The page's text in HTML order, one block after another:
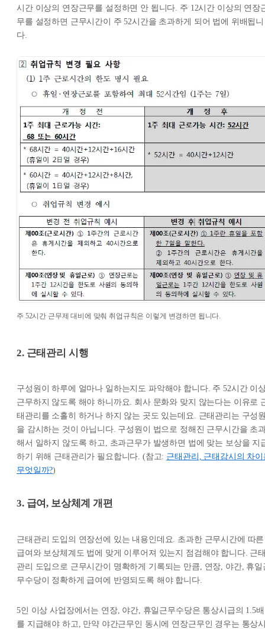
시간 이상의 연장근무를 설정하면 안 됩니다. 주 12시간 이상의 연장
무를 설정하면 근무시간이 주 52시간을 초과하게 되어 법에 위배됩니
다.
주 52시간 근무제 대비에 맞춰 취업규칙은 이렇게 변경하면 됩니다.
2. 근태관리 시행
구성원이 하루에 얼마나 일하는지도 파악해야 합니다. 주 52시간 이
근무하지 않도록 해야 하니까요. 회사 문화와 맞지 않는다는 이유로
태관리를 소홀히 하거나 하지 않는 곳도 있는데요. 근태관리는 구성
을 감시하는 것이 아닙니다. 구성원이 법으로 정해진 근무시간을 초
해서 일하지 않도록 하고, 초과근무가 발생하면 법에 맞는 보상을 지
하기 위해 근태관리가 필요합니다. (참고: 근태관리, 근태감시의 차이
무엇일까?)
3. 급여, 보상체계 개편
근태관리 도입의 연장선에 있는 내용인데요. 초과한 근무시간에 따른
급여와 보상체계도 법에 맞게 이루어져 있는지 점검해야 합니다. 근
관리 도입으로 근무시간이 명확하게 기록되는 만큼, 연장, 야간, 휴일
무수당이 정확하게 급여에 반영되도록 해야 합니다.
5인 이상 사업장에서는 연장, 야간, 휴일근무수당은 통상시급의 1.5배
를 지급해야 하고, 만약 야간근무인 동시에 연장근무인 경우는 통상